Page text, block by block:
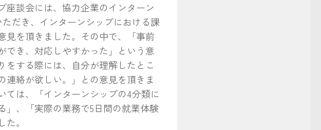
談会には、協力企業のインターン
だき、インターンシップにおける課
見を頂きました。その中で、「事前
でき、対応しやすかった」という意
をする際には、自分が理解したとこ
連絡が欲しい。」との意見を頂きま
ては、「インターンシップの4分類に
」、「実際の業務で5日間の就業体験
。